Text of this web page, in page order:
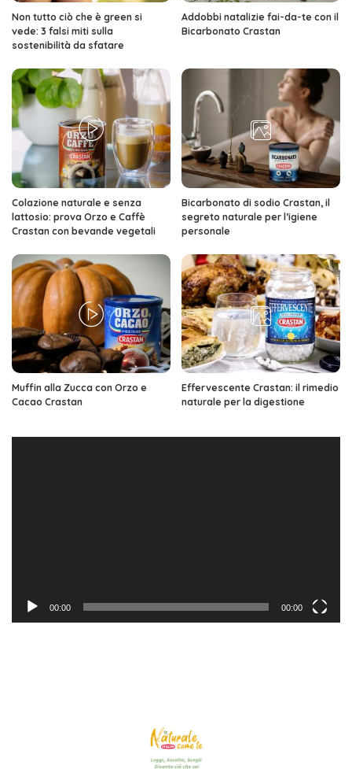
Non tutto ciò che è green si
vede: 3 falsi miti sulla
sostenibilità da sfatare
Addobbi natalizie fai-da-te con il
Bicarbonato Crastan
Colazione naturale e senza
lattosio: prova Orzo e Caffè
Crastan con bevande vegetali
Bicarbonato di sodio Crastan, il
segreto naturale per l’igiene
personale
Muffin alla Zucca con Orzo e
Cacao Crastan
Effervescente Crastan: il rimedio
naturale per la digestione
00:00 00:00